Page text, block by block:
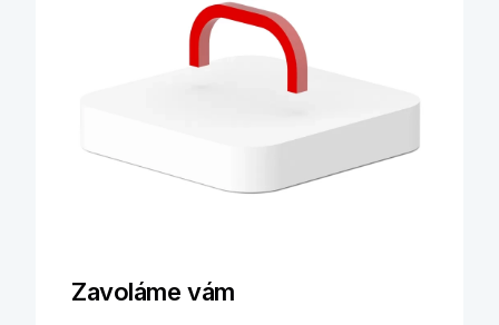
Zavoláme vám